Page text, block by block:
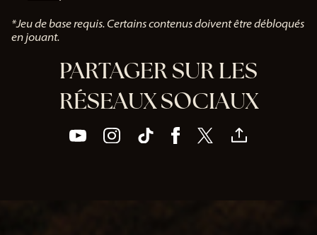
*Jeu de base requis. Certains contenus doivent être débloqués
en jouant.
PARTAGER SUR LES
RÉSEAUX SOCIAUX